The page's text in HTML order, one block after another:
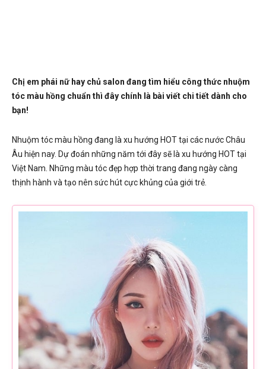
Chị em phái nữ hay chủ salon đang tìm hiểu công thức nhuộm
tóc màu hồng chuẩn thì đây chính là bài viết chi tiết dành cho
bạn!
Nhuộm tóc màu hồng đang là xu hướng HOT tại các nước Châu
Âu hiện nay. Dự đoán những năm tới đây sẽ là xu hướng HOT tại
Việt Nam. Những màu tóc đẹp hợp thời trang đang ngày càng
thịnh hành và tạo nên sức hút cực khủng của giới trẻ.